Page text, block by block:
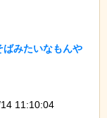
ばみたいなもんや
11:10:04